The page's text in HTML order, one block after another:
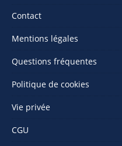
Contact
Mentions légales
Questions fréquentes
Politique de cookies
Vie privée
CGU